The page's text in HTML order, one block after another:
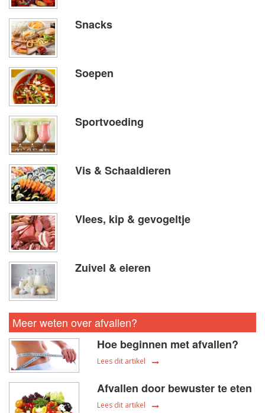
Snacks
Soepen
Sportvoeding
Vis & Schaaldieren
Vlees, kip & gevogeltje
Zuivel & eieren
Meer weten over afvallen?
Hoe beginnen met afvallen?
Lees dit artikel
Afvallen door bewuster te eten
Lees dit artikel